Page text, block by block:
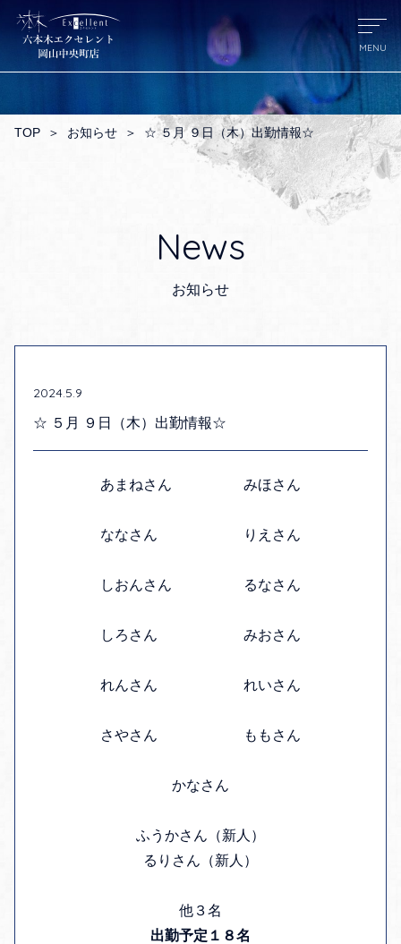
TOP ＞ お知らせ ＞ ☆ ５月 ９日（木）出勤情報☆
News
お知らせ
2024.5.9
☆ ５月 ９日（木）出勤情報☆
あまねさん みほさん
ななさん りえさん
しおんさん るなさん
しろさん みおさん
れんさん れいさん
さやさん ももさん
かなさん
ふうかさん（新人）
るりさん（新人）
他３名
出勤予定１８名